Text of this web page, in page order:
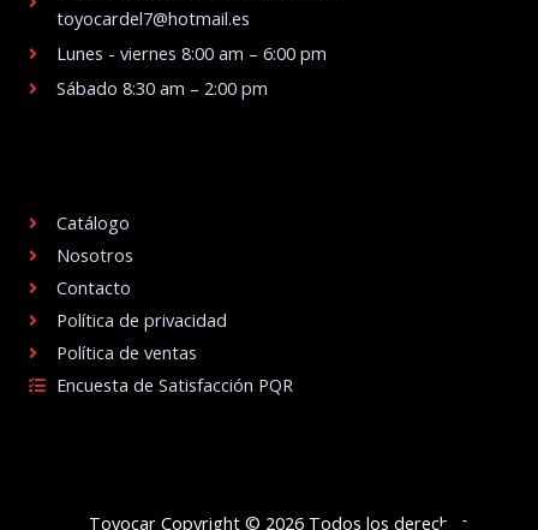
toyocardel7@hotmail.es
Lunes - viernes 8:00 am – 6:00 pm
Sábado 8:30 am – 2:00 pm
Catálogo
Nosotros
Contacto
Política de privacidad
Política de ventas
Encuesta de Satisfacción PQR
Toyocar Copyright © 2026 Todos los derechos